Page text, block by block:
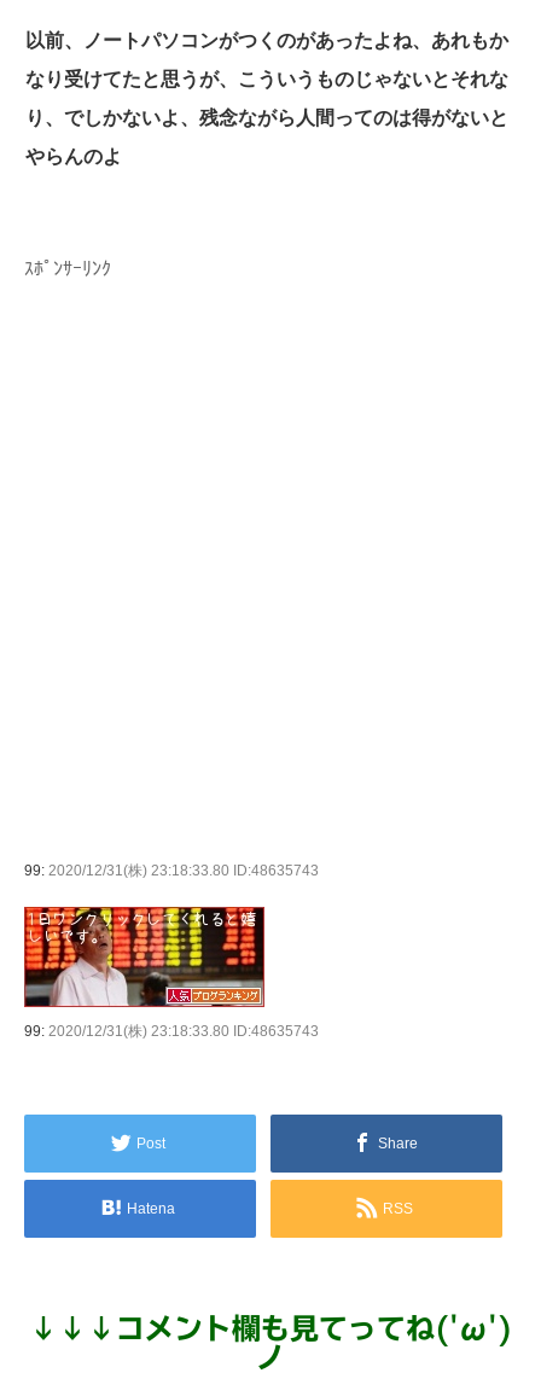
以前、ノートパソコンがつくのがあったよね、あれもか
なり受けてたと思うが、こういうものじゃないとそれな
り、でしかないよ、残念ながら人間ってのは得がないと
やらんのよ
ｽﾎﾟﾝｻｰﾘﾝｸ
99: 2020/12/31(株) 23:18:33.80 ID:48635743
99: 2020/12/31(株) 23:18:33.80 ID:48635743
Post Share
Hatena RSS
↓ ↓ ↓ コメント欄も見てってね('ω')
ノ